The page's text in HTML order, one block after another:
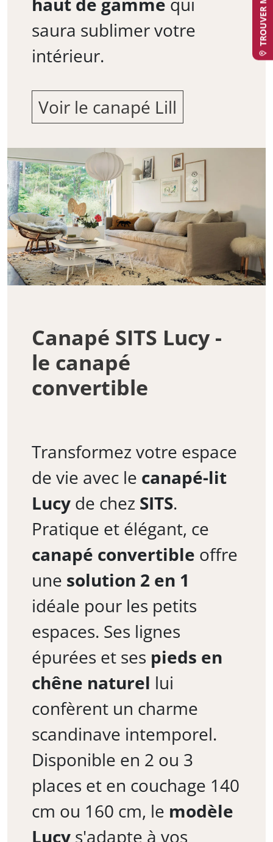
saura sublimer votre
intérieur.
Voir le canapé Lill
Canapé SITS Lucy -
le canapé
convertible
Transformez votre espace
de vie avec le canapé-lit
Lucy de chez SITS.
Pratique et élégant, ce
canapé convertible offre
une solution 2 en 1
idéale pour les petits
espaces. Ses lignes
épurées et ses pieds en
chêne naturel lui
confèrent un charme
scandinave intemporel.
Disponible en 2 ou 3
places et en couchage 140
cm ou 160 cm, le modèle
Lucy s'adapte à vos